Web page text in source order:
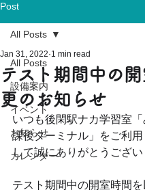
Post
All Posts
設備案内
イベント
お知らせ
カレンダー
All Posts
テスト期間中の
更のお知らせ
Jan 31, 2022 1 min read
いつも後閑駅ナカ学習室
課後ターミナル」をご利用
して誠にありがとうござい
テスト期間中の開室時間を